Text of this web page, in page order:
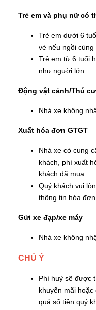
Trẻ em và phụ nữ có
Trẻ em dưới 6
vé nếu ngồi
Trẻ em từ 6 tuổi
như người lớn
Động vật cảnh/Thú
Nhà xe không
Xuất hóa đơn GTGT
Nhà xe có cung
khách, phí xuất
khách đã mua
Quý khách vui
thông tin hóa đơn
Gửi xe đạp/xe máy
Nhà xe không
CHÚ Ý
Phí huỷ sẽ được
khuyến mãi
quá số tiền quý